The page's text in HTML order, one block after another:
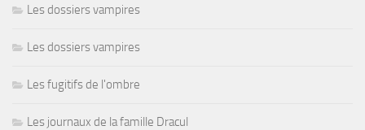
Les dossiers vampires
Les dossiers vampires
Les fugitifs de l'ombre
Les journaux de la famille Dracul